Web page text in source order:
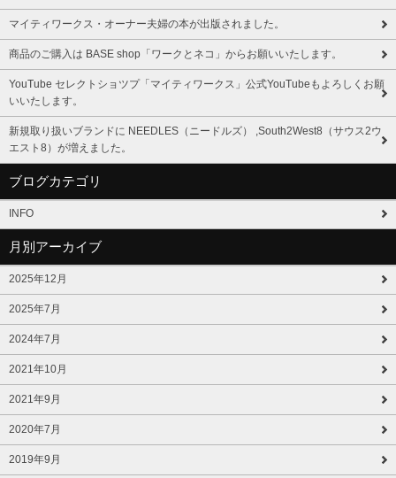
マイティワークス・オーナー夫婦の本が出版されました。
商品のご購入は BASE shop「ワークとネコ」からお願いいたします。
YouTube セレクトショツプ「マイティワークス」公式YouTubeもよろしくお願
いいたします。
新規取り扱いブランドに NEEDLES（ニードルズ） ,South2West8（サウス2ウ
エスト8）が増えました。
ブログカテゴリ
INFO
月別アーカイブ
2025年12月
2025年7月
2024年7月
2021年10月
2021年9月
2020年7月
2019年9月